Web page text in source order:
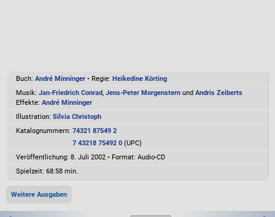
Buch: André Minninger • Regie: Heikedine Körting
Musik: Jan-Friedrich Conrad, Jens-Peter Morgenstern und Andris Zeiberts
Effekte: André Minninger
Illustration: Silvia Christoph
Katalognummern: 74321 87549 2
7 43218 75492 0 (UPC)
Veröffentlichung: 8. Juli 2002 • Format: Audio-CD
Spielzeit: 68:58 min.
Weitere Ausgaben